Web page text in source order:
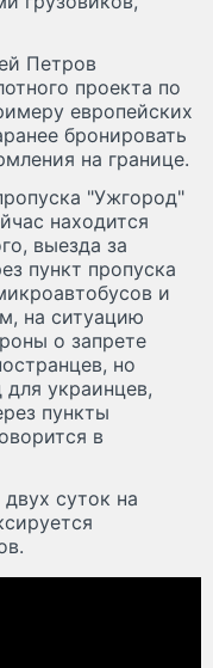
Петров
проекта по
европейских
бронировать
на границе.
"Ужгород"
находится
выезда за
пункт пропуска
и
на ситуацию
о запрете
но
для украинцев,
пункты
в
суток на